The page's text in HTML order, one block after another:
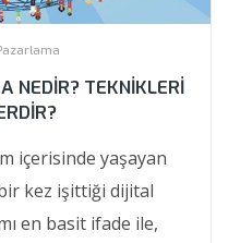
NEDIR? TEKNIKLERI
içerisinde yaşayan
kez işittiği dijital
en basit ifade ile,